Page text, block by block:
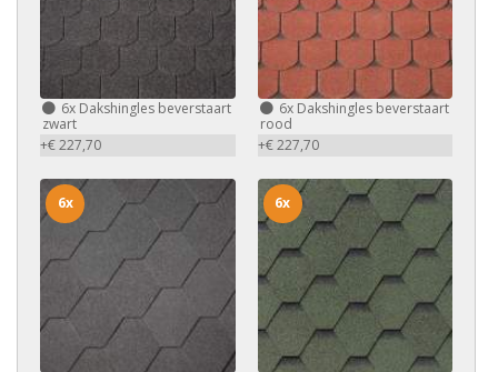
6x Dakshingles beverstaart
zwart
+€ 227,70
6xDakshingles beverstaart
rood
+€ 227,70
6x 6x